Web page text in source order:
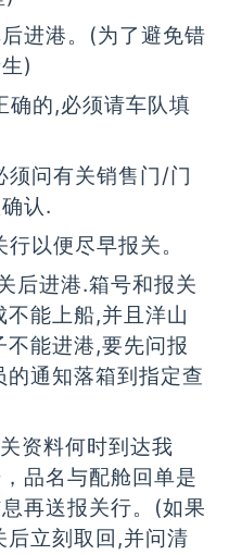
进港。(为了避免错
)
确的,必须请车队填
问有关销售门/门
认.
以便尽早报关。
后进港.箱号和报关
能上船,并且洋山
能进港,要先问报
通知落箱到指定查
资料何时到达我
品名与配舱回单是
再送报关行。(如果
立刻取回,并问清